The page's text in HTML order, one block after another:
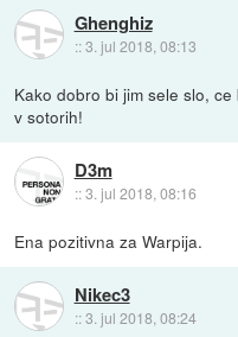
Ghenghiz
::3. jul 2018, 08:13
Kako dobro bi jim sele slo,
v sotorih!
D3m
::3. jul 2018, 08:16
Ena pozitivna za Warpija.
Nikec3
::3. jul 2018, 08:24